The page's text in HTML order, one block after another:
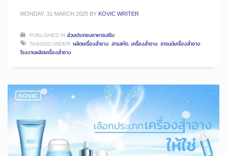
MONDAY, 31 MARCH 2025 BY KOVIC WRITER
PUBLISHED INส่วนประกอบอาหารเสริม
TAGGED UNDER: ผลิตเครื่องสำอาง, สารสกัด, เครื่องสำอาง, เทรนด์เครื่องสำอาง,
โรงงานผลิตเครื่องสำอาง